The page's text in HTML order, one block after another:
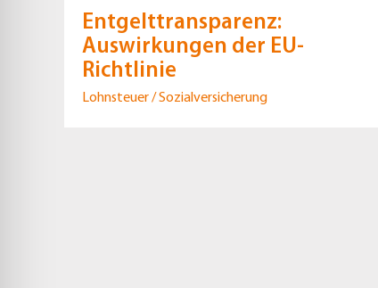
Entgelttransparenz:
Auswirkungen der EU-
Richtlinie
Lohnsteuer / Sozialversicherung